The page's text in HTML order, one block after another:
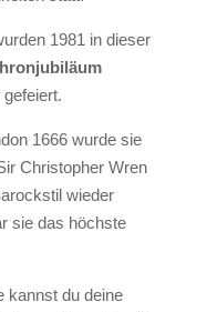
1981 in dieser
1666 wurde sie
Christopher Wren
wieder
sie das höchste
kannst du deine